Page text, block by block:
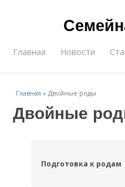
Главная Новости
Главная »Двойные роды
Двойные
Подготовка к родам